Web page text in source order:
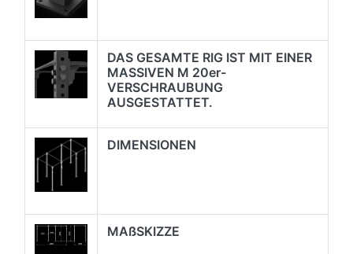
DAS GESAMTE RIG IST MIT EINER
MASSIVEN M 20er-
VERSCHRAUBUNG
AUSGESTATTET.
DIMENSIONEN
MAßSKIZZE